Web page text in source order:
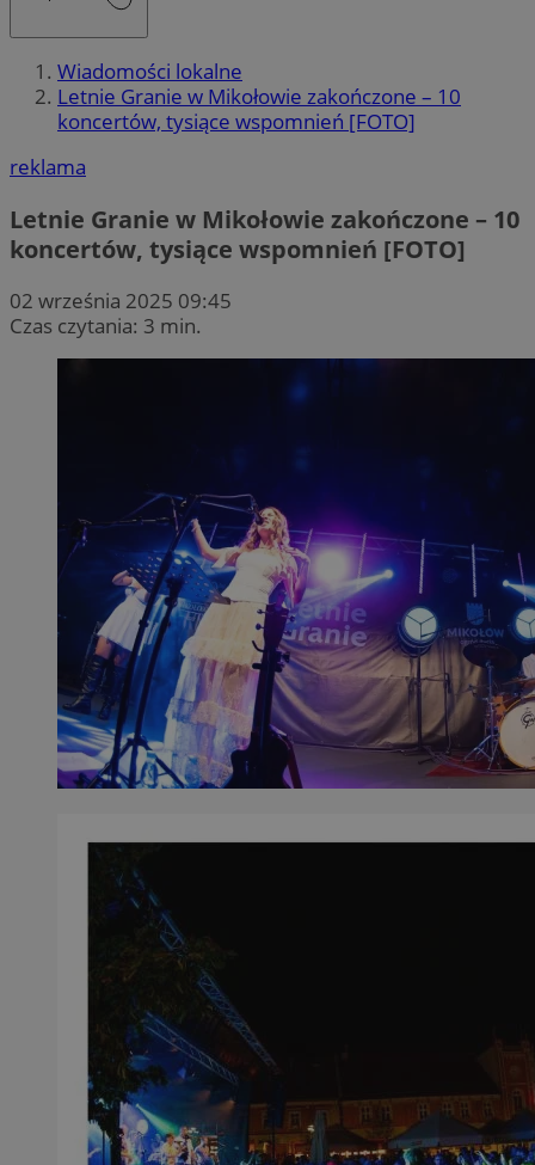
Wiadomości lokalne
Letnie Granie w Mikołowie zakończone – 10
koncertów, tysiące wspomnień [FOTO]
reklama
Letnie Granie w Mikołowie zakończone – 10
koncertów, tysiące wspomnień [FOTO]
02 września 2025 09:45
Czas czytania: 3 min.